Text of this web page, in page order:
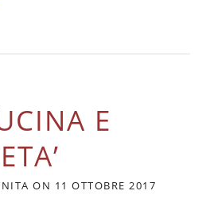
E
ON 11 OTTOBRE 2017